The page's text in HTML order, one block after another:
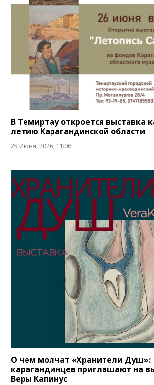
В Темиртау откроется выставка
летию Карагандинской области
25 Июня, 2026, 11:06
О чем молчат «Хранители Душ»:
карагандинцев приглашают на
Веры Капинус